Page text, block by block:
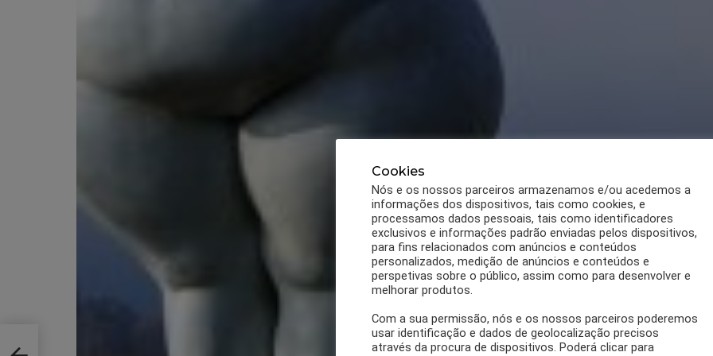
Cookies
Nós e os nossos parceiros armazenamos e/ou acedemos a
informações dos dispositivos, tais como cookies, e
processamos dados pessoais, tais como identificadores
exclusivos e informações padrão enviadas pelos dispositivos,
para fins relacionados com anúncios e conteúdos
personalizados, medição de anúncios e conteúdos e
perspetivas sobre o público, assim como para desenvolver e
melhorar produtos.
Com a sua permissão, nós e os nossos parceiros poderemos
usar identificação e dados de geolocalização precisos
através da procura de dispositivos. Poderá clicar para